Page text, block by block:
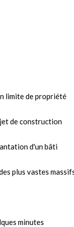
limite de propriété
de construction
d'un bâti
plus vastes
minutes